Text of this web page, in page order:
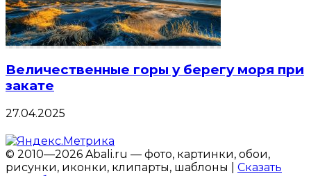
Величественные горы у берегу моря при
закате
27.04.2025
© 2010—2026 Abali.ru — фото, картинки, обои,
рисунки, иконки, клипарты, шаблоны | Сказать